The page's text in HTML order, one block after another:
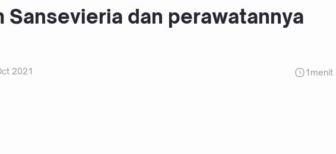
Sansevieria dan perawatannya
2021 1 menit